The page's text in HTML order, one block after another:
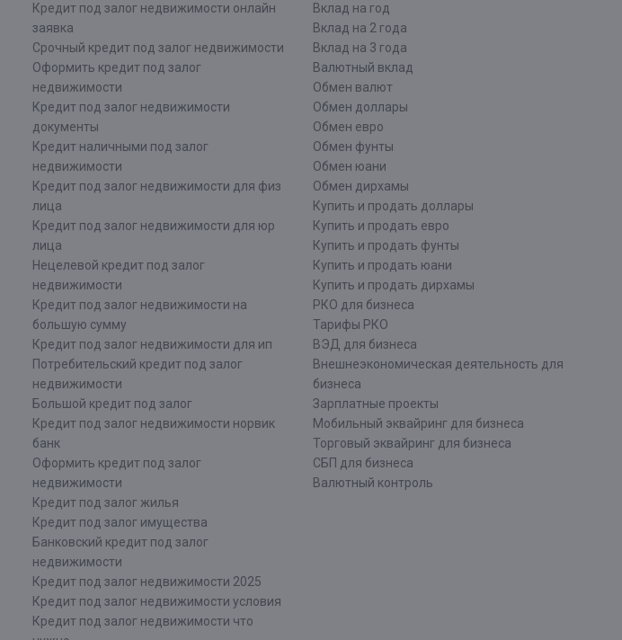
Кредит под залог недвижимости онлайн
заявка
Срочный кредит под залог недвижимости
Оформить кредит под залог
недвижимости
Кредит под залог недвижимости
документы
Кредит наличными под залог
недвижимости
Кредит под залог недвижимости для физ
лица
Кредит под залог недвижимости для юр
лица
Нецелевой кредит под залог
недвижимости
Кредит под залог недвижимости на
большую сумму
Кредит под залог недвижимости для ип
Потребительский кредит под залог
недвижимости
Большой кредит под залог
Кредит под залог недвижимости норвик
банк
Оформить кредит под залог
недвижимости
Кредит под залог жилья
Кредит под залог имущества
Банковский кредит под залог
недвижимости
Кредит под залог недвижимости 2025
Кредит под залог недвижимости условия
Кредит под залог недвижимости что
Вклад на год
Вклад на 2 года
Вклад на 3 года
Валютный вклад
Обмен валют
Обмен доллары
Обмен евро
Обмен фунты
Обмен юани
Обмен дирхамы
Купить и продать доллары
Купить и продать евро
Купить и продать фунты
Купить и продать юани
Купить и продать дирхамы
РКО для бизнеса
Тарифы РКО
ВЭД для бизнеса
Внешнеэкономическая деятельность для
бизнеса
Зарплатные проекты
Мобильный эквайринг для бизнеса
Торговый эквайринг для бизнеса
СБП для бизнеса
Валютный контроль